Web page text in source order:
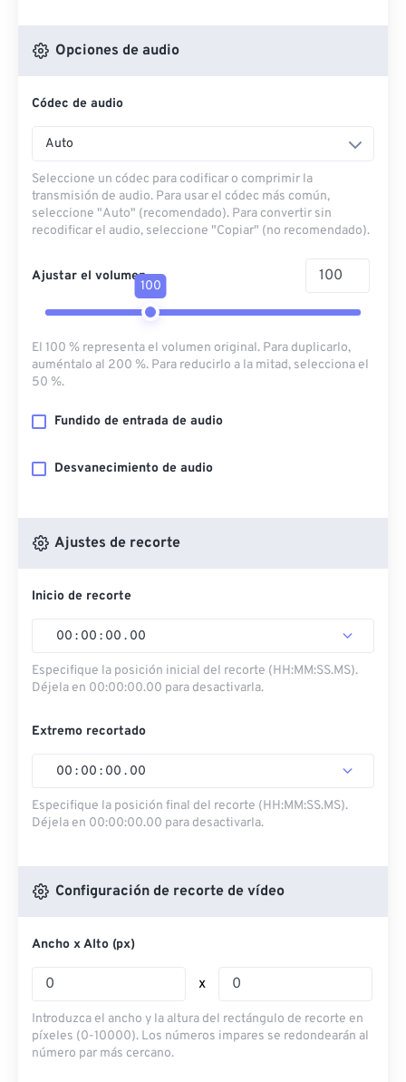
Opciones de audio
Códec de audio
Auto
Seleccione un códec para codificar o comprimir la
transmisión de audio. Para usar el códec más común,
seleccione "Auto" (recomendado). Para convertir sin
recodificar el audio, seleccione "Copiar" (no recomendado).
Ajustar el volumen
100
El 100 % representa el volumen original. Para duplicarlo,
auméntalo al 200 %. Para reducirlo a la mitad, selecciona el
50 %.
Fundido de entrada de audio
Desvanecimiento de audio
Ajustes de recorte
Inicio de recorte
00 : 00 : 00 . 00
Especifique la posición inicial del recorte (HH:MM:SS.MS).
Déjela en 00:00:00.00 para desactivarla.
Extremo recortado
00 : 00 : 00 . 00
Especifique la posición final del recorte (HH:MM:SS.MS).
Déjela en 00:00:00.00 para desactivarla.
Configuración de recorte de vídeo
Ancho x Alto (px)
x
Introduzca el ancho y la altura del rectángulo de recorte en
píxeles (0-10000). Los números impares se redondearán al
número par más cercano.